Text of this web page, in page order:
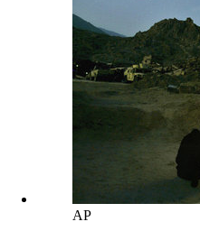
AP